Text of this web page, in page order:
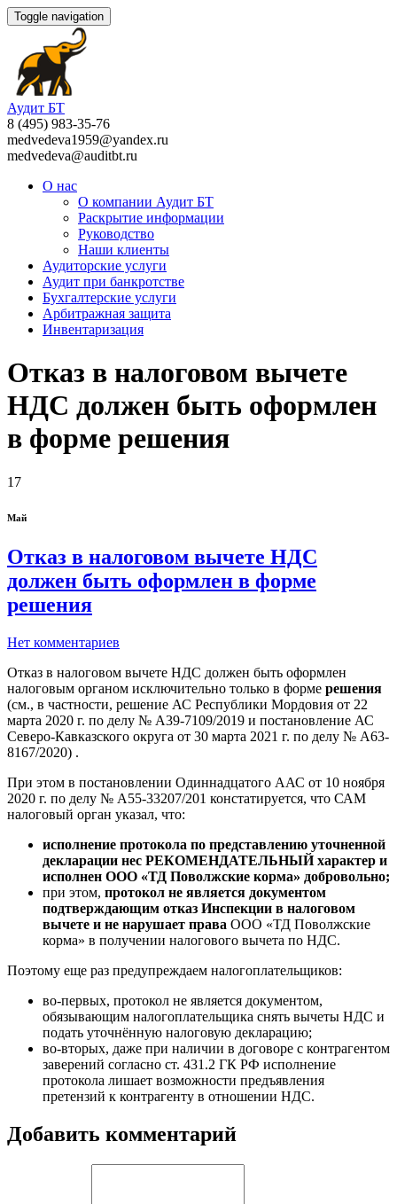
Toggle navigation
Аудит БТ
8 (495) 983-35-76
medvedeva1959@yandex.ru
medvedeva@auditbt.ru
О нас
О компании Аудит БТ
Раскрытие информации
Руководство
Наши клиенты
Аудиторские услуги
Аудит при банкротстве
Бухгалтерские услуги
Арбитражная защита
Инвентаризация
Отказ в налоговом вычете
НДС должен быть оформлен
в форме решения
17
Май
Отказ в налоговом вычете НДС
должен быть оформлен в форме
решения
Нет комментариев
Отказ в налоговом вычете НДС должен быть оформлен
налоговым органом исключительно только в форме решения
(см., в частности, решение АС Республики Мордовия от 22
марта 2020 г. по делу № А39-7109/2019 и постановление АС
Северо-Кавказского округа от 30 марта 2021 г. по делу № А63-
8167/2020) .
При этом в постановлении Одиннадцатого ААС от 10 ноября
2020 г. по делу № А55-33207/201 констатируется, что САМ
налоговый орган указал, что:
исполнение протокола по представлению уточненной
декларации нес РЕКОМЕНДАТЕЛЬНЫЙ характер и
исполнен ООО «ТД Поволжские корма» добровольно;
при этом, протокол не является документом
подтверждающим отказ Инспекции в налоговом
вычете и не нарушает права ООО «ТД Поволжские
корма» в получении налогового вычета по НДС.
Поэтому еще раз предупреждаем налогоплательщиков:
во-первых, протокол не является документом,
обязывающим налогоплательщика снять вычеты НДС и
подать уточнённую налоговую декларацию;
во-вторых, даже при наличии в договоре с контрагентом
заверений согласно ст. 431.2 ГК РФ исполнение
протокола лишает возможности предъявления
претензий к контрагенту в отношении НДС.
Добавить комментарий